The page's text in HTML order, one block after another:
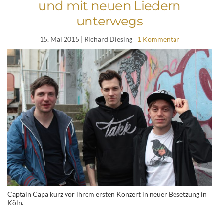
und mit neuen Liedern
unterwegs
15. Mai 2015 | Richard Diesing 1 Kommentar
Captain Capa kurz vor ihrem ersten Konzert in neuer Besetzung in
Köln.